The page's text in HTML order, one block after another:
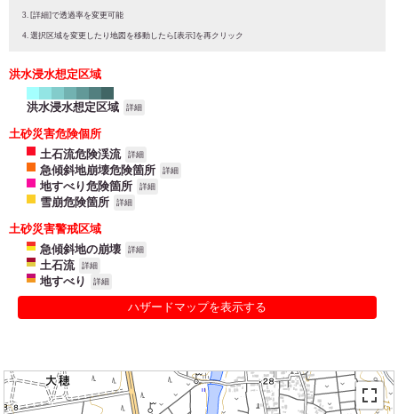
[詳細]で透過率を変更可能
選択区域を変更したり地図を移動したら[表示]を再クリック
洪水浸水想定区域
洪水浸水想定区域 詳細
土砂災害危険個所
土石流危険渓流
詳細
急傾斜地崩壊危険箇所 詳細
地すべり危険箇所 詳細
雪崩危険箇所 詳細
土砂災害警戒区域
急傾斜地の崩壊
詳細
土石流 詳細
地すべり 詳細
ハザードマップを表示する